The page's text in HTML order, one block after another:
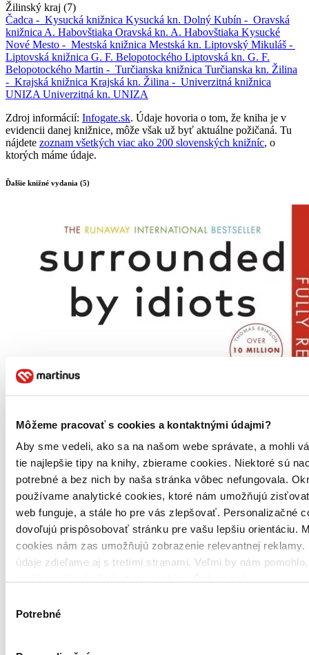
Môžeme pracovať s cookies a kontaktnými údajmi?
Aby sme vedeli, ako sa na našom webe správate, a mohli
tie najlepšie tipy na knihy, zbierame cookies. Niektoré sú
potrebné a bez nich by naša stránka vôbec nefungovala.
používame analytické cookies, ktoré nám umožňujú
web funguje, a stále ho pre vás zlepšovať. Personalizačné
dovoľujú prispôsobovať stránku pre vašu lepšiu orientáciu.
cookies nám zas umožňujú zobrazenie relevantnej reklamy.
údaje zdieľame aj s tretími stranami. Veľmi by nám
súhlasu
Potrebné
Žilinský kraj (7)
Čadca - Kysucká knižnica Kysucká kn. Dolný Kubín - Oravská
knižnica A. Habovštiaka Oravská kn. A. Habovštiaka Kysucké
Nové Mesto - Mestská knižnica Mestská kn. Liptovský Mikuláš -
Liptovská knižnica G. F. Belopotockého Liptovská kn. G. F.
Belopotockého Martin - Turčianska knižnica Turčianska kn. Žilina
- Krajská knižnica Krajská kn. Žilina - Univerzitná knižnica
UNIZA Univerzitná kn. UNIZA
Zdroj informácií: Infogate.sk. Údaje hovoria o tom, že kniha je v
evidencii danej knižnice, môže však už byť aktuálne požičaná. Tu
nájdete zoznam všetkých viac ako 200 slovenských knižníc, o
ktorých máme údaje.
Ďalšie knižné vydania (5)